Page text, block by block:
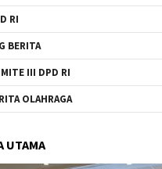
RI
BERITA
III DPD RI
OLAHRAGA
UTAMA